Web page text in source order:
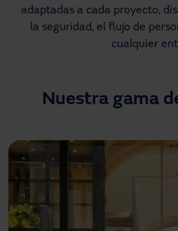
Sobre nosotros
Mi área
adaptadas a cada proyecto,
la seguridad, el flujo de
cualquier
Nuestra gama